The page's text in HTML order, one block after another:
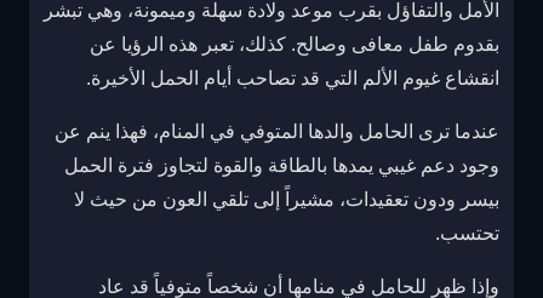
الأمل والتفاؤل بقرب موعد ولادة سهلة وميمونة، وهي تبشر
بقدوم طفل معافى وصالح. كذلك، تعبر هذه الرؤيا عن
انقشاع غيوم الألم التي قد تصاحب أيام الحمل الأخيرة.
عندما ترى الحامل والدها المتوفي في المنام، فهذا ينم عن
وجود دعم غيبي يمدها بالطاقة والقوة لتجاوز فترة الحمل
بيسر ودون تعقيدات، مشيراً إلى تلقي العون من حيث لا
تحتسب.
وإذا ظهر للحامل في منامها أن شخصاً متوفياً قد عاد